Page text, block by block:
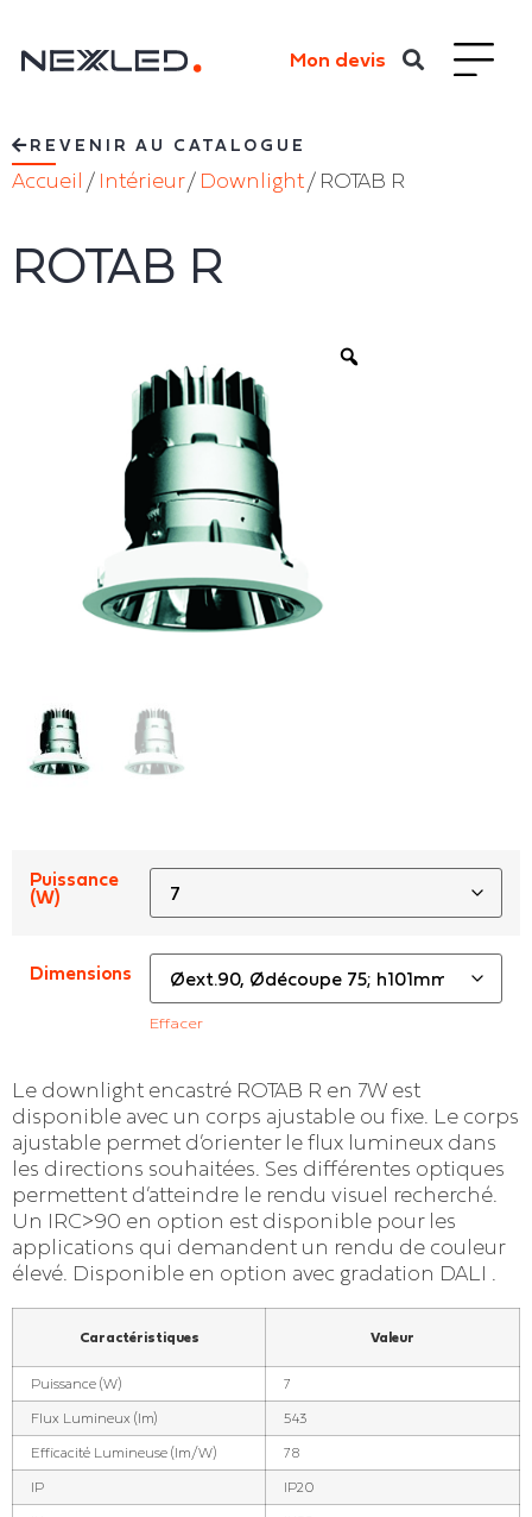
Mon devis
REVENIR AU CATALOGUE
Accueil / Intérieur/ Downlight / ROTAB R
ROTAB R
Puissance
(W)
Dimensions
Effacer
Le downlight encastré ROTAB R en 7W est
disponible avec un corps ajustable ou fixe. Le corps
ajustable permet d’orienter le flux lumineux dans
les directions souhaitées. Ses différentes optiques
permettent d’atteindre le rendu visuel recherché.
Un IRC>90 en option est disponible pour les
applications qui demandent un rendu de couleur
élevé. Disponible en option avec gradation DALI .
Caractéristiques Valeur
Puissance (W) 7
Flux Lumineux (lm) 543
Efficacité Lumineuse (lm/W) 78
IP IP20